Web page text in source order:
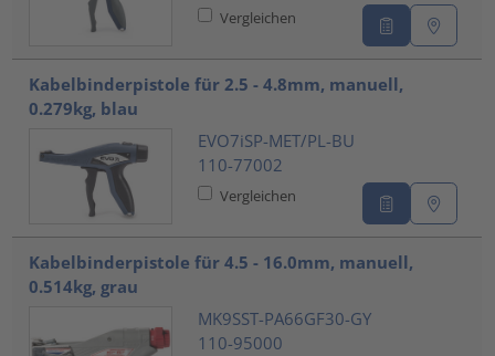
Vergleichen
Kabelbinderpistole für 2.5 - 4.8mm, manuell,
0.279kg, blau
EVO7iSP-MET/PL-BU
110-77002
Vergleichen
Kabelbinderpistole für 4.5 - 16.0mm, manuell,
0.514kg, grau
MK9SST-PA66GF30-GY
110-95000